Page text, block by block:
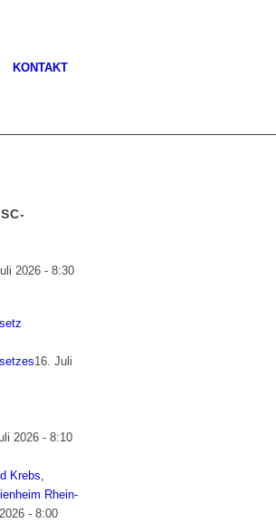
KONTAKT
2026 - 8:30
16. Juli
2026 - 8:10
Krebs,
Rhein-
- 8:00